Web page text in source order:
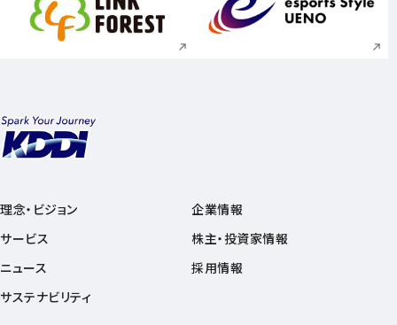
新規ウィンドウで開く 新規ウィンドウで
理念・ビジョン
サービス
ニュース
サステナビリティ
企業情報
株主・投資家情報
採用情報